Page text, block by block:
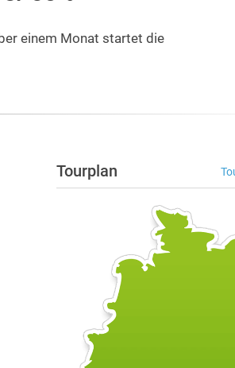
einem Monat startet die
Tourplan